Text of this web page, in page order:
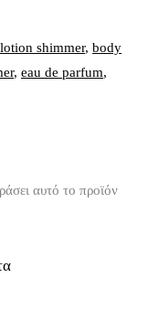
shimmer, body
, eau de parfum,
αυτό το προϊόν